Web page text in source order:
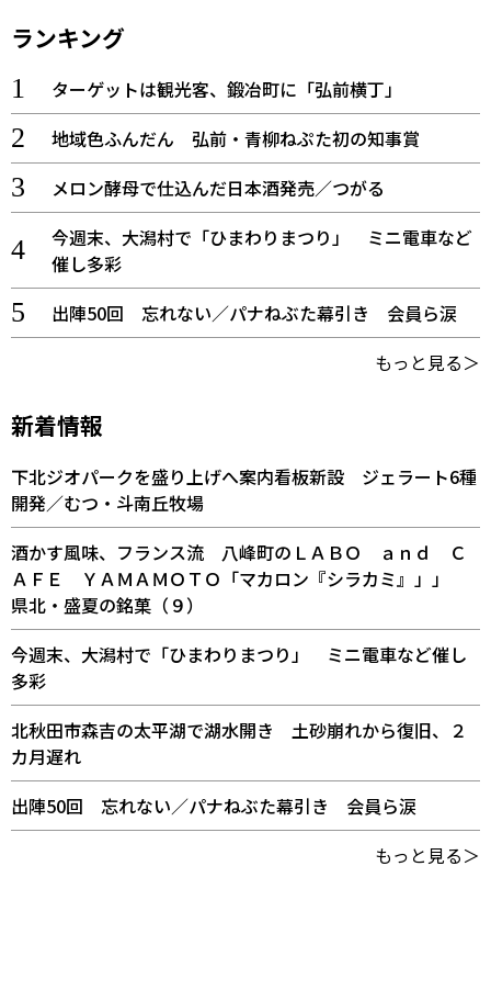
ランキング
ターゲットは観光客、鍛冶町に「弘前横丁」
地域色ふんだん 弘前・青柳ねぷた初の知事賞
メロン酵母で仕込んだ日本酒発売／つがる
今週末、大潟村で「ひまわりまつり」 ミニ電車など
催し多彩
出陣50回 忘れない／パナねぶた幕引き 会員ら涙
もっと見る＞
新着情報
下北ジオパークを盛り上げへ案内看板新設 ジェラート6種
開発／むつ・斗南丘牧場
酒かす風味、フランス流 八峰町のＬＡＢＯ ａｎｄ Ｃ
ＡＦＥ ＹＡＭＡＭＯＴＯ「マカロン『シラカミ』」」
県北・盛夏の銘菓（９）
今週末、大潟村で「ひまわりまつり」 ミニ電車など催し
多彩
北秋田市森吉の太平湖で湖水開き 土砂崩れから復旧、２
カ月遅れ
出陣50回 忘れない／パナねぶた幕引き 会員ら涙
もっと見る＞